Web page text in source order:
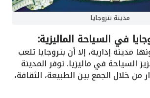
مدينة بتروجايا
في السياحة الماليزية:
مدينة إدارية، إلا أن بتروجايا تلعب
السياحة في ماليزيا. توفر المدينة
من خلال الجمع بين الطبيعة، الثقافة،